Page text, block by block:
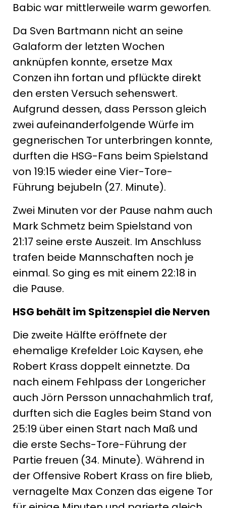
Babic war mittlerweile warm geworfen.
Da Sven Bartmann nicht an seine
Galaform der letzten Wochen
anknüpfen konnte, ersetze Max
Conzen ihn fortan und pflückte direkt
den ersten Versuch sehenswert.
Aufgrund dessen, dass Persson gleich
zwei aufeinanderfolgende Würfe im
gegnerischen Tor unterbringen konnte,
durften die HSG-Fans beim Spielstand
von 19:15 wieder eine Vier-Tore-
Führung bejubeln (27. Minute).
Zwei Minuten vor der Pause nahm auch
Mark Schmetz beim Spielstand von
21:17 seine erste Auszeit. Im Anschluss
trafen beide Mannschaften noch je
einmal. So ging es mit einem 22:18 in
die Pause.
HSG behält im Spitzenspiel die Nerven
Die zweite Hälfte eröffnete der
ehemalige Krefelder Loic Kaysen, ehe
Robert Krass doppelt einnetzte. Da
nach einem Fehlpass der Longericher
auch Jörn Persson unnachahmlich traf,
durften sich die Eagles beim Stand von
25:19 über einen Start nach Maß und
die erste Sechs-Tore-Führung der
Partie freuen (34. Minute). Während in
der Offensive Robert Krass on fire blieb,
vernagelte Max Conzen das eigene Tor